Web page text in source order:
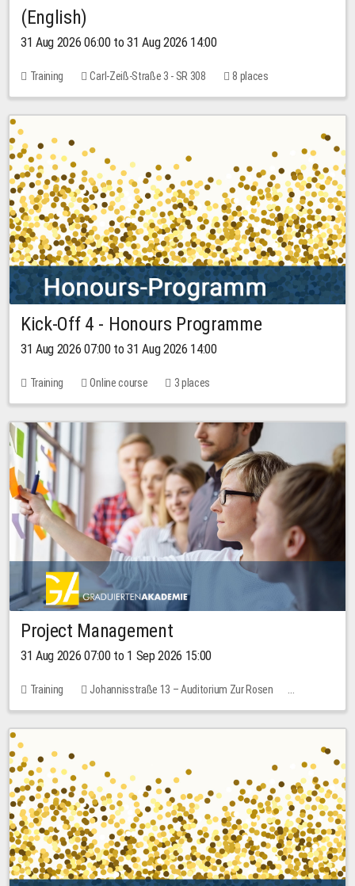
(English)
31 Aug 2026 06:00 to 31 Aug 2026 14:00
Training Carl-Zeiß-Straße 3 - SR 308 8 places
Kick-Off 4 - Honours Programme
31 Aug 2026 07:00 to 31 Aug 2026 14:00
Training Online course 3 places
Project Management
31 Aug 2026 07:00 to 1 Sep 2026 15:00
Training
Johannisstraße 13 – Auditorium Zur Rosen
No free places
30.00 EUR